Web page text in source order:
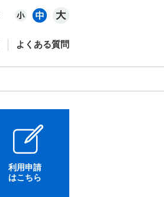
よくある質問
利用申請
はこちら